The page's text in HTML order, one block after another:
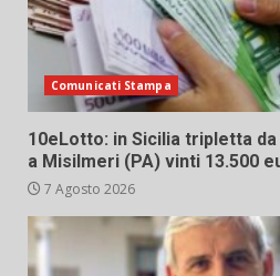
Comunicati Stampa
10eLotto: in Sicilia tripletta
a Misilmeri (PA) vinti 13.500
7 Agosto 2026